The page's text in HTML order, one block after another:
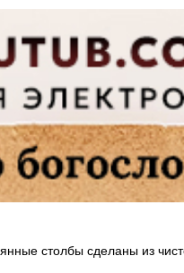
столбы сделаны из